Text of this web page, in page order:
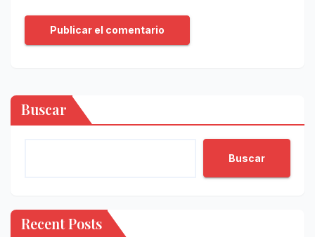
Buscar
Buscar
Recent Posts